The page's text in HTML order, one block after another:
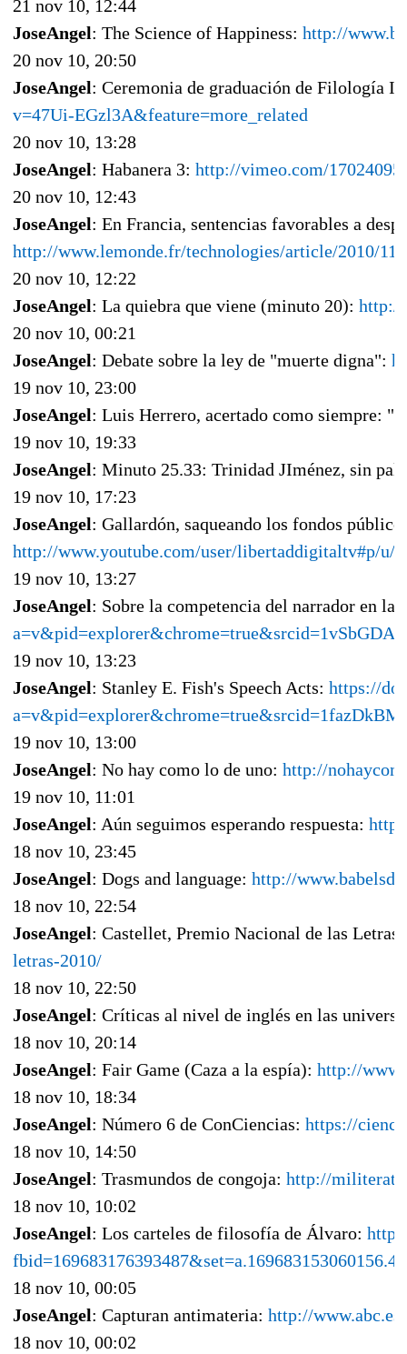
21 nov 10, 12:44
JoseAngel: The Science of Happiness: http://
20 nov 10, 20:50
JoseAngel: Ceremonia de graduación de Filología
v=47Ui-EGzl3A&feature=more_related
20 nov 10, 13:28
JoseAngel: Habanera 3: http://vimeo.com/17024095
20 nov 10, 12:43
JoseAngel: En Francia, sentencias favorables a
http://www.lemonde.fr/technologies/article/2010/
20 nov 10, 12:22
JoseAngel: La quiebra que viene (minuto 20): http://
20 nov 10, 00:21
JoseAngel: Debate sobre la ley de "muerte digna":
19 nov 10, 23:00
JoseAngel: Luis Herrero, acertado como siempre:
19 nov 10, 19:33
JoseAngel: Minuto 25.33: Trinidad JIménez, sin
19 nov 10, 17:23
JoseAngel: Gallardón, saqueando los fondos
http://www.youtube.com/user/libertaddigitaltv#p/u/
19 nov 10, 13:27
JoseAngel: Sobre la competencia del narrador en
19 nov 10, 13:23
JoseAngel: Stanley E. Fish's Speech Acts: https://
19 nov 10, 13:00
JoseAngel: No hay como lo de uno: http://
19 nov 10, 11:01
JoseAngel: Aún seguimos esperando respuesta:
18 nov 10, 23:45
JoseAngel: Dogs and language: http://
18 nov 10, 22:54
JoseAngel: Castellet, Premio Nacional de las
letras-2010/
18 nov 10, 22:50
JoseAngel: Críticas al nivel de inglés en las
18 nov 10, 20:14
JoseAngel: Fair Game (Caza a la espía): http://
18 nov 10, 18:34
JoseAngel: Número 6 de ConCiencias: https://
18 nov 10, 14:50
JoseAngel: Trasmundos de congoja: http://
18 nov 10, 10:02
JoseAngel: Los carteles de filosofía de Álvaro:
18 nov 10, 00:05
JoseAngel: Capturan antimateria: http://
18 nov 10, 00:02